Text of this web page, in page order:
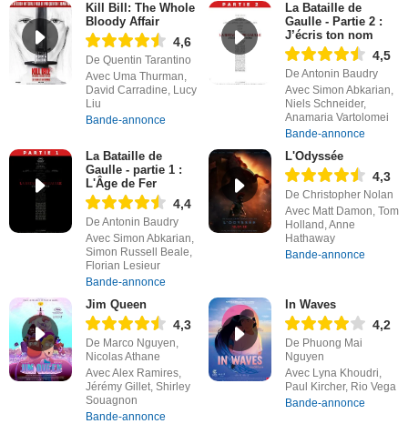
Kill Bill: The Whole
Bloody Affair
4,6
De Quentin Tarantino
Avec Uma Thurman,
David Carradine, Lucy
Liu
Bande-annonce
La Bataille de
Gaulle - Partie 2 :
J’écris ton nom
4,5
De Antonin Baudry
Avec Simon Abkarian,
Niels Schneider,
Anamaria Vartolomei
Bande-annonce
La Bataille de
Gaulle - partie 1 :
L'Âge de Fer
4,4
De Antonin Baudry
Avec Simon Abkarian,
Simon Russell Beale,
Florian Lesieur
Bande-annonce
L'Odyssée
4,3
De Christopher Nolan
Avec Matt Damon, Tom
Holland, Anne
Hathaway
Bande-annonce
Jim Queen
4,3
De Marco Nguyen,
Nicolas Athane
Avec Alex Ramires,
Jérémy Gillet, Shirley
Souagnon
Bande-annonce
In Waves
4,2
De Phuong Mai
Nguyen
Avec Lyna Khoudri,
Paul Kircher, Rio Vega
Bande-annonce